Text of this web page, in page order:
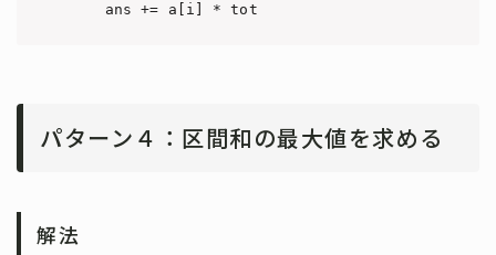
    ans += a[i] * tot
パターン４：区間和の最大値を求める
解法